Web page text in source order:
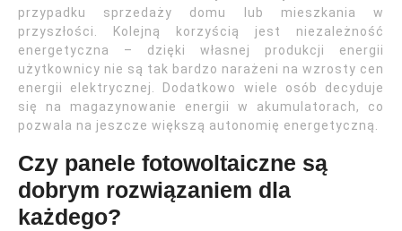
przypadku sprzedaży domu lub mieszkania w
przyszłości. Kolejną korzyścią jest niezależność
energetyczna – dzięki własnej produkcji energii
użytkownicy nie są tak bardzo narażeni na wzrosty cen
energii elektrycznej. Dodatkowo wiele osób decyduje
się na magazynowanie energii w akumulatorach, co
pozwala na jeszcze większą autonomię energetyczną.
Czy panele fotowoltaiczne są
dobrym rozwiązaniem dla
każdego?